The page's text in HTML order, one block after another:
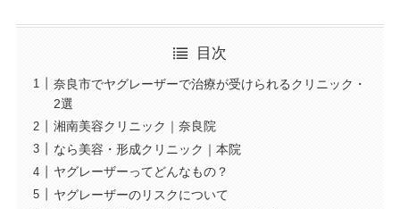
目次
奈良市でヤグレーザーで治療が受けられるクリニック・
2選
湘南美容クリニック｜奈良院
なら美容・形成クリニック｜本院
ヤグレーザーってどんなもの？
ヤグレーザーのリスクについて